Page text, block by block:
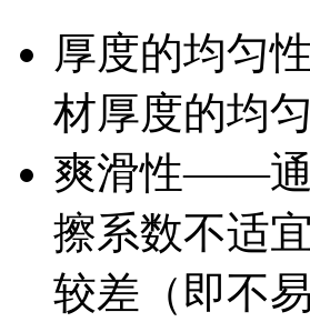
厚度的均匀
材厚度的均
爽滑性——通
擦系数不适
较差（即不